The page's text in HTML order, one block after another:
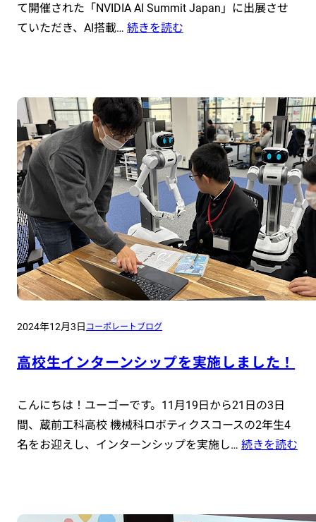
て開催された「NVIDIA AI Summit Japan」に出展させ
ていただき、AI搭載… 続きを読む
2024年12月3日 コーポレートブログ
高校生インターンシップを実施しました！
こんにちは！ユーゴーです。11月19日から21日の3日
間、蔵前工科高校 機械科ロボティクスコースの2年生4
名をお迎えし、インターンシップを実施し… 続きを読む